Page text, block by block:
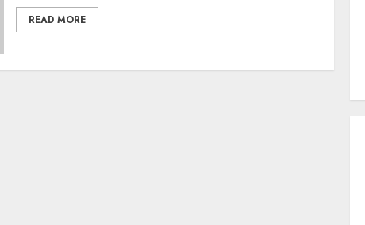
READ MORE